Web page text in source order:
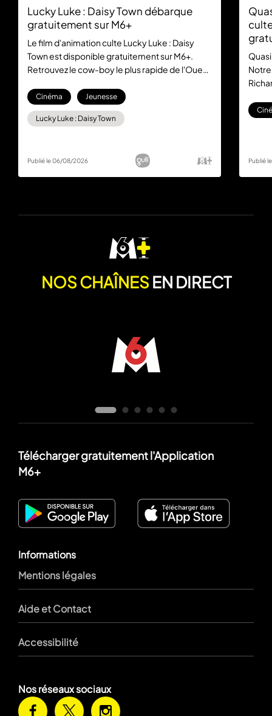
Lucky Luke : Daisy Town débarque
gratuitement sur M6+
Le film d'animation culte Lucky Luke : Daisy
Town est disponible gratuitement sur M6+.
Retrouvez le cow-boy le plus rapide de l'Ouest
abonnement.
Cinéma Jeunesse
Lucky Luke : Daisy Town
Publié le 06/08/2026 Publié
NOS CHAÎNESEN DIRECT
Télécharger gratuitement l'Application
M6+
Informations
Mentions légales
Aide et Contact
Accessibilité
Nos réseaux sociaux